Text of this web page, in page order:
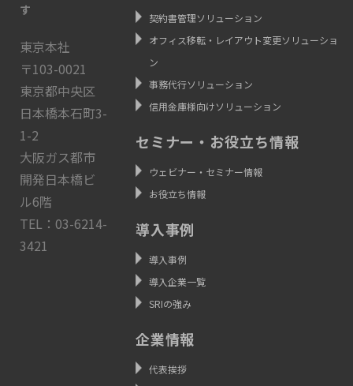
す
東京本社
〒103-0021
東京都中央区
日本橋本石町3-
1-2
大阪ガス都市
開発日本橋ビ
ル6階
TEL：03-6214-
3421
契約書管理ソリューション
オフィス移転・レイアウト変更ソリューショ
ン
事務代行ソリューション
信用金庫様向けソリューション
セミナー・お役立ち情報
ウェビナー・セミナー情報
お役立ち情報
導入事例
導入事例
導入企業一覧
SRIの強み
企業情報
代表挨拶